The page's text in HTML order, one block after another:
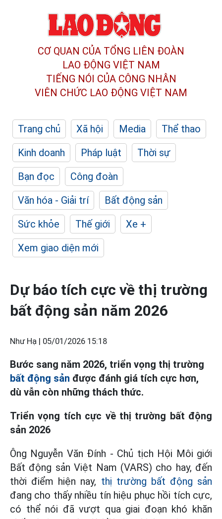
CƠ QUAN CỦA TỔNG LIÊN ĐOÀN
LAO ĐỘNG VIỆT NAM
TIẾNG NÓI CỦA CÔNG NHÂN
VIÊN CHỨC LAO ĐỘNG VIỆT NAM
Trang chủ Xã hội Media
Thể thao
Kinh doanh
Pháp luật
Thời sự
Bạn đọc
Công đoàn
Văn hóa - Giải trí
Bất động sản
Sức khỏe
Thế giới
Xe +
Xem giao diện mới
Dự báo tích cực về thị trường
bất động sản năm 2026
Như Hạ | 05/01/2026 15:18
Bước sang năm 2026, triển vọng thị trường
bất động sản được đánh giá tích cực hơn,
dù vẫn còn những thách thức.
Triển vọng tích cực về thị trường bất động
sản 2026
Ông Nguyễn Văn Đính - Chủ tịch Hội Môi giới
Bất động sản Việt Nam (VARS) cho hay, đến
thời điểm hiện nay, thị trường bất động sản
đang cho thấy nhiều tín hiệu phục hồi tích cực,
có thể nói đã vượt qua giai đoạn khó khăn